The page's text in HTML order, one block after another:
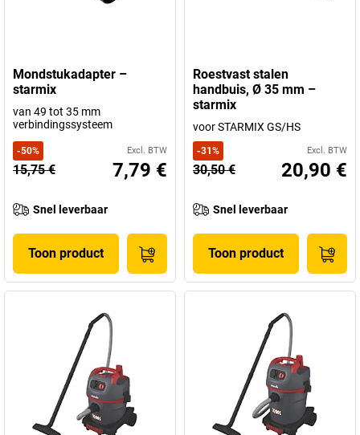
Mondstukadapter –
starmix
van 49 tot 35 mm
verbindingssysteem
-50% Excl. BTW
15,75 € 7,79 €
Snel leverbaar
Toon product
Roestvast stalen
handbuis, Ø 35 mm –
starmix
voor STARMIX GS/HS
-31 % Excl. BTW
30,50 € 20,90 €
Snel leverbaar
Toon product